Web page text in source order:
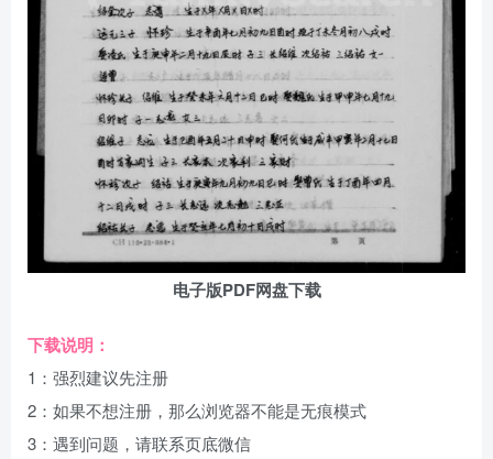
电子版PDF网盘下载
下载说明：
1：强烈建议先注册
2：如果不想注册，那么浏览器不能是无痕模式
3：遇到问题，请联系页底微信